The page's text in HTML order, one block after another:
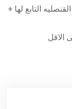
التابع لها +